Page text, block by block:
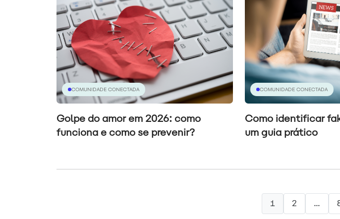
COMUNIDADE CONECTADA
Golpe do amor em 2026: como
funciona e como se prevenir?
COMUNIDADE CONECTADA
Como identificar
um guia prático
1 2 …